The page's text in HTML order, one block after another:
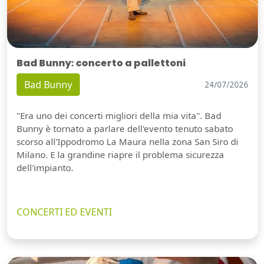
Bad Bunny: concerto a pallettoni
Bad Bunny 24/07/2026
"Era uno dei concerti migliori della mia vita". Bad
Bunny è tornato a parlare dell'evento tenuto sabato
scorso all'Ippodromo La Maura nella zona San Siro di
Milano. E la grandine riapre il problema sicurezza
dell'impianto.
CONCERTI ED EVENTI